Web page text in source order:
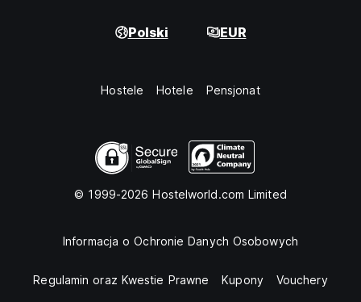
Polski EUR
Hostele Hotele Pensjonat
© 1999-2026 Hostelworld.com Limited
Informacja o Ochronie Danych Osobowych
Regulamin oraz Kwestie Prawne Kupony Vouchery